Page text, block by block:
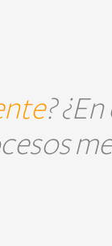
?